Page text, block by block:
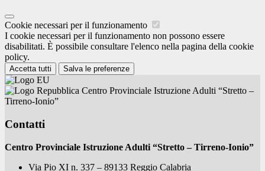
Cookie necessari per il funzionamento
I cookie necessari per il funzionamento non possono essere
disabilitati. È possibile consultare l'elenco nella pagina della cookie
policy.
Accetta tutti Salva le preferenze
Centro Provinciale Istruzione Adulti “Stretto –
Tirreno-Ionio”
Contatti
Centro Provinciale Istruzione Adulti “Stretto – Tirreno-Ionio”
Via Pio XI n. 337 – 89133 Reggio Calabria